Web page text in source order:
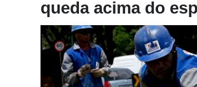
queda acima do